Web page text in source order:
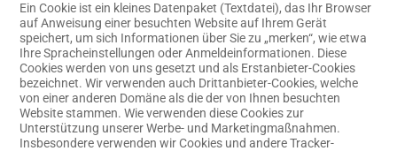
Ein Cookie ist ein kleines Datenpaket (Textdatei), das Ihr Browser
auf Anweisung einer besuchten Website auf Ihrem Gerät
speichert, um sich Informationen über Sie zu „merken“, wie etwa
Ihre Spracheinstellungen oder Anmeldeinformationen. Diese
Cookies werden von uns gesetzt und als Erstanbieter-Cookies
bezeichnet. Wir verwenden auch Drittanbieter-Cookies, welche
von einer anderen Domäne als die der von Ihnen besuchten
Website stammen. Wie verwenden diese Cookies zur
Unterstützung unserer Werbe- und Marketingmaßnahmen.
Insbesondere verwenden wir Cookies und andere Tracker-